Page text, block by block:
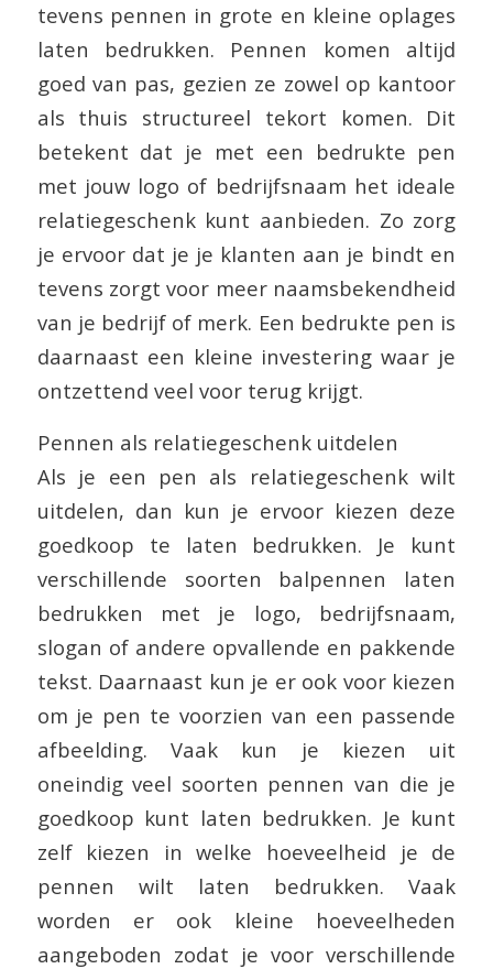
tevens pennen in grote en kleine oplages
laten bedrukken. Pennen komen altijd
goed van pas, gezien ze zowel op kantoor
als thuis structureel tekort komen. Dit
betekent dat je met een bedrukte pen
met jouw logo of bedrijfsnaam het ideale
relatiegeschenk kunt aanbieden. Zo zorg
je ervoor dat je je klanten aan je bindt en
tevens zorgt voor meer naamsbekendheid
van je bedrijf of merk. Een bedrukte pen is
daarnaast een kleine investering waar je
ontzettend veel voor terug krijgt.
Pennen als relatiegeschenk uitdelen
Als je een pen als relatiegeschenk wilt
uitdelen, dan kun je ervoor kiezen deze
goedkoop te laten bedrukken. Je kunt
verschillende soorten balpennen laten
bedrukken met je logo, bedrijfsnaam,
slogan of andere opvallende en pakkende
tekst. Daarnaast kun je er ook voor kiezen
om je pen te voorzien van een passende
afbeelding. Vaak kun je kiezen uit
oneindig veel soorten pennen van die je
goedkoop kunt laten bedrukken. Je kunt
zelf kiezen in welke hoeveelheid je de
pennen wilt laten bedrukken. Vaak
worden er ook kleine hoeveelheden
aangeboden zodat je voor verschillende